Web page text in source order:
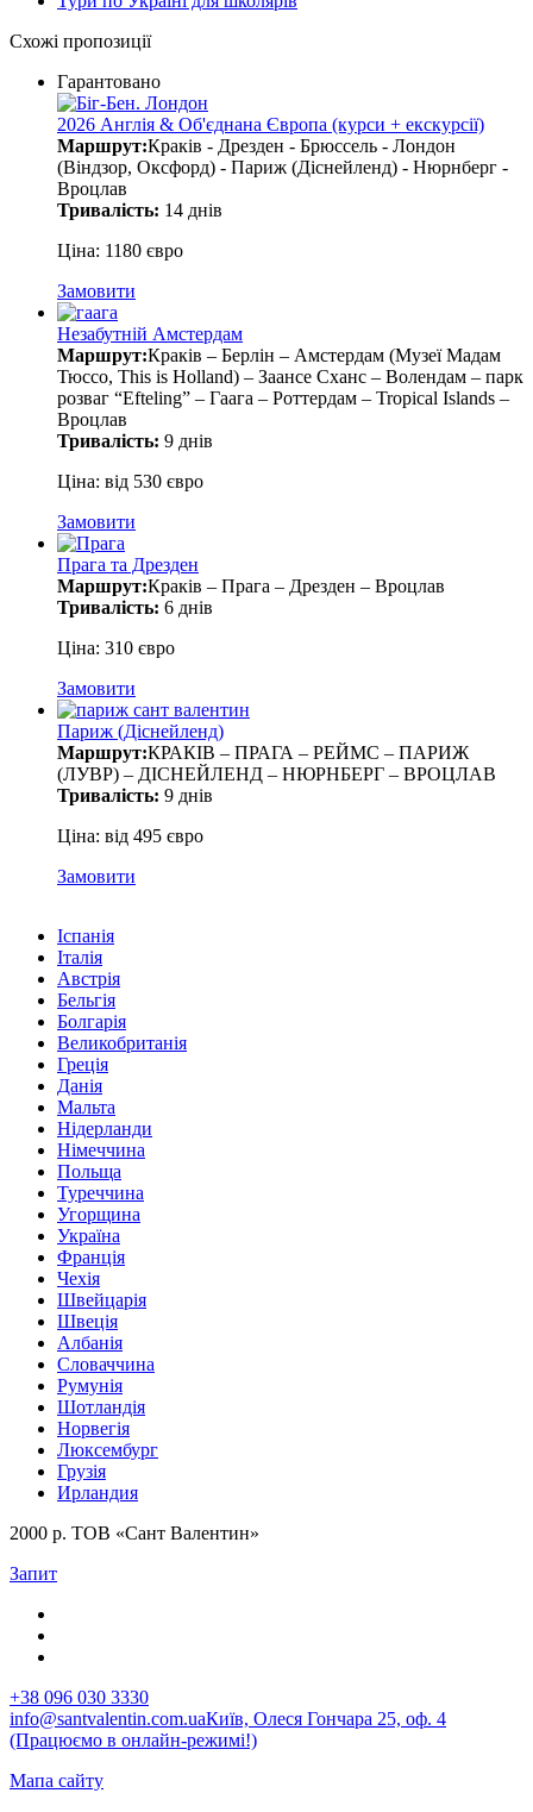
Схожі пропозиції
Гарантовано
2026 Англія & Об'єднана Європа (курси + екскурсії)
Маршрут:Краків - Дрезден - Брюссель - Лондон
(Віндзор, Оксфорд) - Париж (Діснейленд) - Нюрнберг -
Вроцлав
Тривалість: 14 днів
Ціна: 1180 євро
Замовити
Незабутній Амстердам
Маршрут:Краків – Берлін – Амстердам (Музеї Мадам
Тюссо, This is Holland) – Заансе Сханс – Волендам – парк
розваг “Efteling” – Гаага – Роттердам – Tropical Islands –
Вроцлав
Тривалість: 9 днів
Ціна: від 530 євро
Замовити
Прага та Дрезден
Маршрут:Краків – Прага – Дрезден – Вроцлав
Тривалість: 6 днів
Ціна: 310 євро
Замовити
Париж (Діснейленд)
Маршрут:КРАКІВ – ПРАГА – РЕЙМС – ПАРИЖ
(ЛУВР) – ДІСНЕЙЛЕНД – НЮРНБЕРГ – ВРОЦЛАВ
Тривалість: 9 днів
Ціна: від 495 євро
Замовити
Іспанія
Італія
Австрія
Бельгія
Болгарія
Великобританія
Греція
Данія
Мальта
Нідерланди
Німеччина
Польща
Туреччина
Угорщина
Україна
Франція
Чехія
Швейцарія
Швеція
Албанія
Словаччина
Румунія
Шотландія
Норвегія
Люксембург
Грузія
Ирландия
2000 р. ТОВ «Сант Валентин»
Запит
+38 096 030 3330
info@santvalentin.com.uaКиїв, Олеся Гончара 25, оф. 4
(Працюємо в онлайн-режимі!)
Мапа сайту